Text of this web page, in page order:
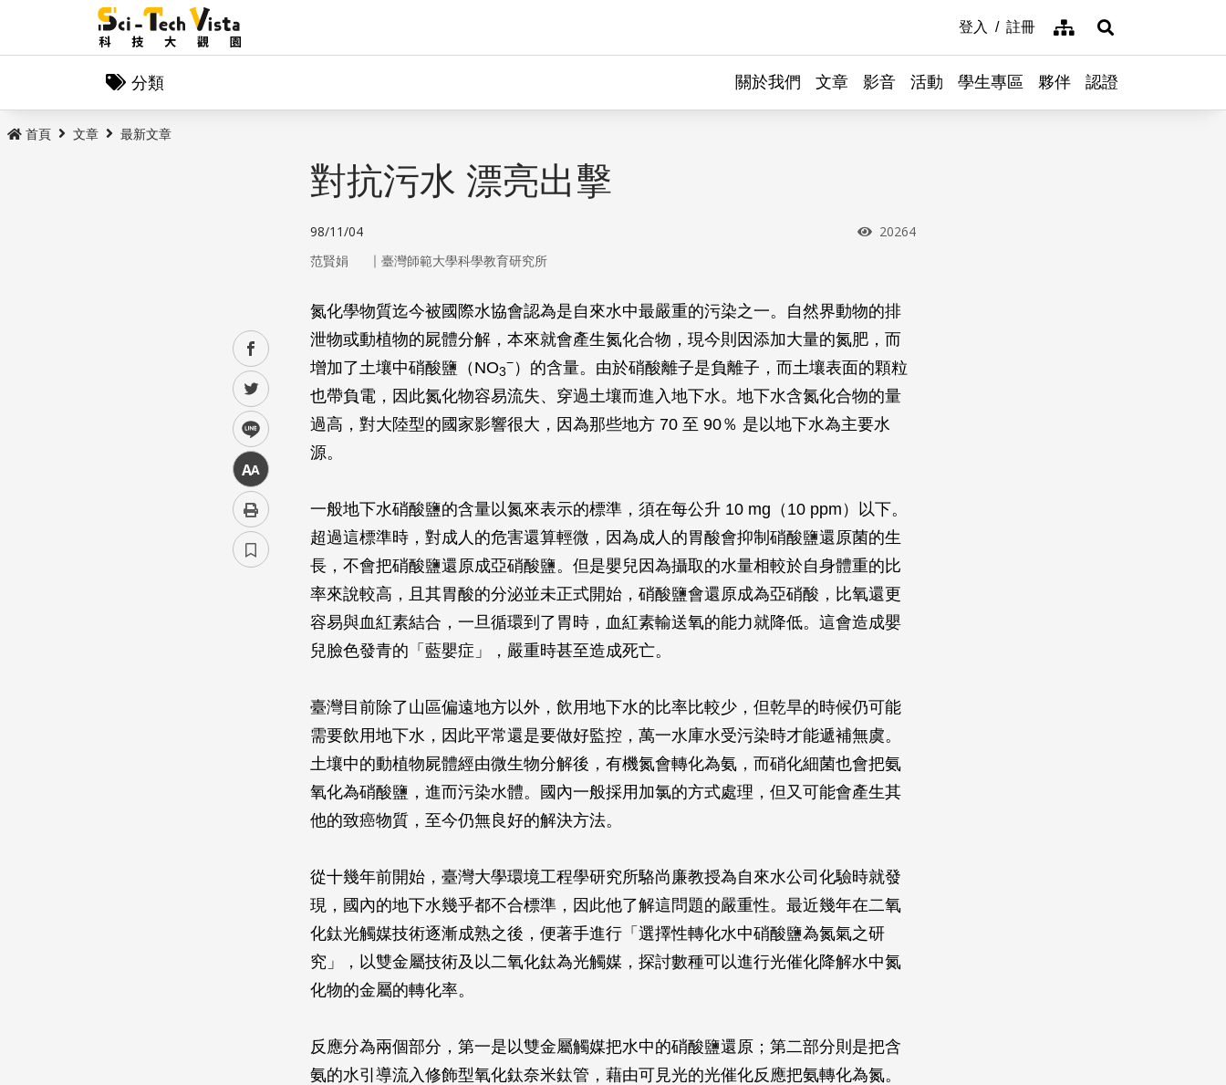
登入 註冊 網站導覽展開搜尋
分類 關於我們 文章 影音 活動 學生專區 夥伴 認證
首頁 文章 最新文章
facebook
twitter
line
中
對抗污水 漂亮出擊
98/11/04 瀏覽次數
20264
范賢娟 ｜ 臺灣師範大學科學教育研究所
氮化學物質迄今被國際水協會認為是自來水中最嚴重的污染之一。自然界動物的排
泄物或動植物的屍體分解，本來就會產生氮化合物，現今則因添加大量的氮肥，而
增加了土壤中硝酸鹽（NO3
− ）的含量。由於硝酸離子是負離子，而土壤表面的顆粒
也帶負電，因此氮化物容易流失、穿過土壤而進入地下水。地下水含氮化合物的量
過高，對大陸型的國家影響很大，因為那些地方 70 至 90％ 是以地下水為主要水
源。
一般地下水硝酸鹽的含量以氮來表示的標準，須在每公升 10 mg（10 ppm）以下。
超過這標準時，對成人的危害還算輕微，因為成人的胃酸會抑制硝酸鹽還原菌的生
長，不會把硝酸鹽還原成亞硝酸鹽。但是嬰兒因為攝取的水量相較於自身體重的比
率來說較高，且其胃酸的分泌並未正式開始，硝酸鹽會還原成為亞硝酸，比氧還更
容易與血紅素結合，一旦循環到了胃時，血紅素輸送氧的能力就降低。這會造成嬰
兒臉色發青的「藍嬰症」，嚴重時甚至造成死亡。
臺灣目前除了山區偏遠地方以外，飲用地下水的比率比較少，但乾旱的時候仍可能
需要飲用地下水，因此平常還是要做好監控，萬一水庫水受污染時才能遞補無虞。
土壤中的動植物屍體經由微生物分解後，有機氮會轉化為氨，而硝化細菌也會把氨
氧化為硝酸鹽，進而污染水體。國內一般採用加氯的方式處理，但又可能會產生其
他的致癌物質，至今仍無良好的解決方法。
從十幾年前開始，臺灣大學環境工程學研究所駱尚廉教授為自來水公司化驗時就發
現，國內的地下水幾乎都不合標準，因此他了解這問題的嚴重性。最近幾年在二氧
化鈦光觸媒技術逐漸成熟之後，便著手進行「選擇性轉化水中硝酸鹽為氮氣之研
究」，以雙金屬技術及以二氧化鈦為光觸媒，探討數種可以進行光催化降解水中氮
化物的金屬的轉化率。
反應分為兩個部分，第一是以雙金屬觸媒把水中的硝酸鹽還原；第二部分則是把含
氨的水引導流入修飾型氧化鈦奈米鈦管，藉由可見光的光催化反應把氨轉化為氮。